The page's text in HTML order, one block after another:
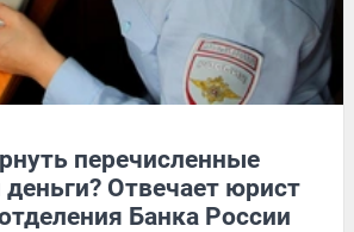
перечисленные
Отвечает юрист
Банка России